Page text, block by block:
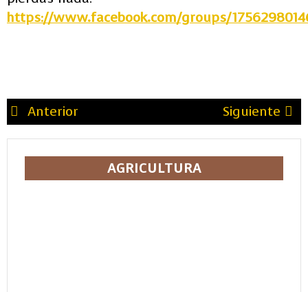
https://www.facebook.com/groups/
Anterior Siguiente
AGRICULTURA